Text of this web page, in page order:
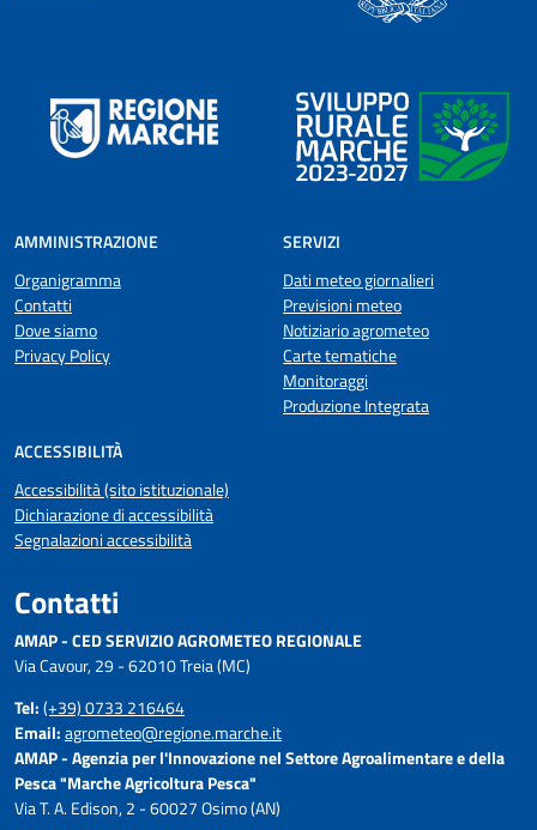
AMMINISTRAZIONE
Organigramma
Contatti
Dove siamo
Privacy Policy
SERVIZI
Dati meteo giornalieri
Previsioni meteo
Notiziario agrometeo
Carte tematiche
Monitoraggi
Produzione Integrata
ACCESSIBILITÀ
Accessibilità (sito istituzionale)
Dichiarazione di accessibilità
Segnalazioni accessibilità
Contatti
AMAP - CED SERVIZIO AGROMETEO REGIONALE
Via Cavour, 29 - 62010 Treia (MC)
Tel:(+39) 0733 216464
Email:agrometeo@regione.marche.it
AMAP - Agenzia per l'Innovazione nel Settore Agroalimentare e della
Pesca "Marche Agricoltura Pesca"
Via T. A. Edison, 2 - 60027 Osimo (AN)